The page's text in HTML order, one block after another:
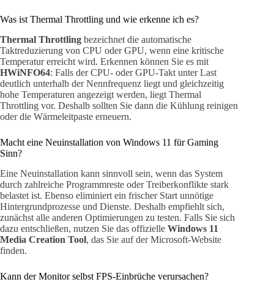
Was ist Thermal Throttling und wie erkenne ich es?
Thermal Throttling bezeichnet die automatische
Taktreduzierung von CPU oder GPU, wenn eine kritische
Temperatur erreicht wird. Erkennen können Sie es mit
HWiNFO64: Falls der CPU- oder GPU-Takt unter Last
deutlich unterhalb der Nennfrequenz liegt und gleichzeitig
hohe Temperaturen angezeigt werden, liegt Thermal
Throttling vor. Deshalb sollten Sie dann die Kühlung reinigen
oder die Wärmeleitpaste erneuern.
Macht eine Neuinstallation von Windows 11 für Gaming
Sinn?
Eine Neuinstallation kann sinnvoll sein, wenn das System
durch zahlreiche Programmreste oder Treiberkonflikte stark
belastet ist. Ebenso eliminiert ein frischer Start unnötige
Hintergrundprozesse und Dienste. Deshalb empfiehlt sich,
zunächst alle anderen Optimierungen zu testen. Falls Sie sich
dazu entschließen, nutzen Sie das offizielle Windows 11
Media Creation Tool, das Sie auf der Microsoft-Website
finden.
Kann der Monitor selbst FPS-Einbrüche verursachen?